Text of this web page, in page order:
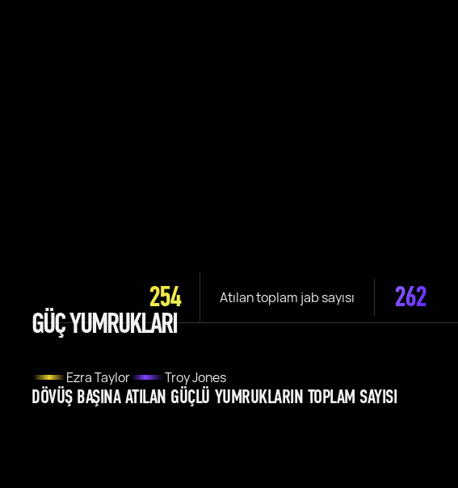
254 Atılan toplam jab sayısı 262
GÜÇ YUMRUKLARI
Ezra Taylor Troy Jones
DÖVÜŞ BAŞINA ATILAN GÜÇLÜ YUMRUKLARIN TOPLAM SAYISI